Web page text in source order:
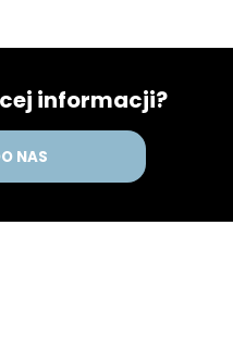
informacji?
NAS